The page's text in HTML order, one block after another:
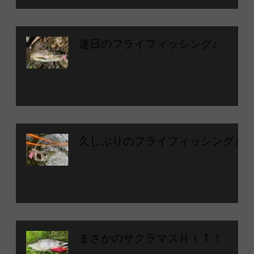
連日のフライフィッシング♪
久しぶりのフライフィッシング♪
まさかのサクラマスＨＩＴ！